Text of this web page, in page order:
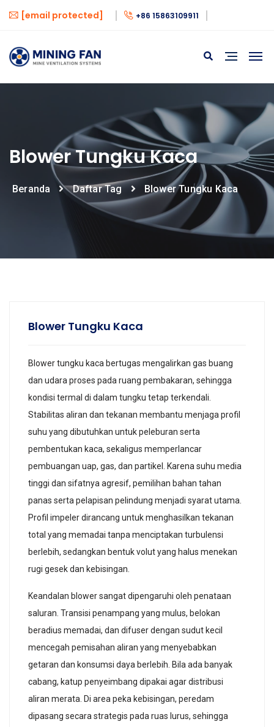
[email protected] +86 15863109911
Blower Tungku Kaca
Beranda Daftar Tag Blower Tungku Kaca
Blower Tungku Kaca
Blower tungku kaca bertugas mengalirkan gas buang
dan udara proses pada ruang pembakaran, sehingga
kondisi termal di dalam tungku tetap terkendali.
Stabilitas aliran dan tekanan membantu menjaga profil
suhu yang dibutuhkan untuk peleburan serta
pembentukan kaca, sekaligus memperlancar
pembuangan uap, gas, dan partikel. Karena suhu media
tinggi dan sifatnya agresif, pemilihan bahan tahan
panas serta pelapisan pelindung menjadi syarat utama.
Profil impeler dirancang untuk menghasilkan tekanan
total yang memadai tanpa menciptakan turbulensi
berlebih, sedangkan bentuk volut yang halus menekan
rugi gesek dan kebisingan.
Keandalan blower sangat dipengaruhi oleh penataan
saluran. Transisi penampang yang mulus, belokan
beradius memadai, dan difuser dengan sudut kecil
mencegah pemisahan aliran yang menyebabkan
getaran dan konsumsi daya berlebih. Bila ada banyak
cabang, katup penyeimbang dipakai agar distribusi
aliran merata. Di area peka kebisingan, peredam
dipasang secara strategis pada ruas lurus, sehingga